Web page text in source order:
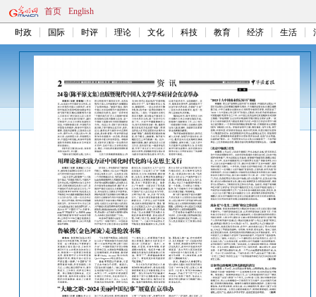
首页 English
时政 国际 时评 理论 文化 科技 教育 经济 生活